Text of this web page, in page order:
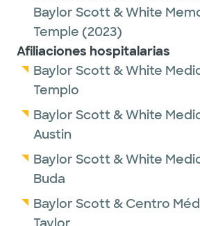
Baylor Scott & White
Temple (2023)
Afiliaciones hospitalarias
Baylor Scott & White
Templo
Baylor Scott & White
Austin
Baylor Scott & White
Buda
Baylor Scott & Centro